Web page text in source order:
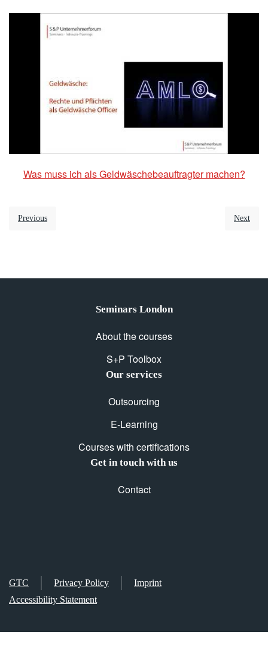
Was muss ich als Geldwäschebeauftragter machen?
Previous Next
Seminars London
About the courses
S+P Toolbox
Our services
Outsourcing
E-Learning
Courses with certifications
Get in touch with us
Contact
GTC Privacy Policy
Imprint
Accessibility Statement